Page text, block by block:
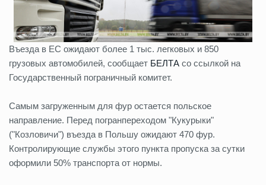
Въезда в ЕС ожидают более 1 тыс. легковых и 850
грузовых автомобилей, сообщает БЕЛТА со ссылкой на
Государственный пограничный комитет.
Самым загруженным для фур остается польское
направление. Перед погранпереходом "Кукурыки"
("Козловичи") въезда в Польшу ожидают 470 фур.
Контролирующие службы этого пункта пропуска за сутки
оформили 50% транспорта от нормы.